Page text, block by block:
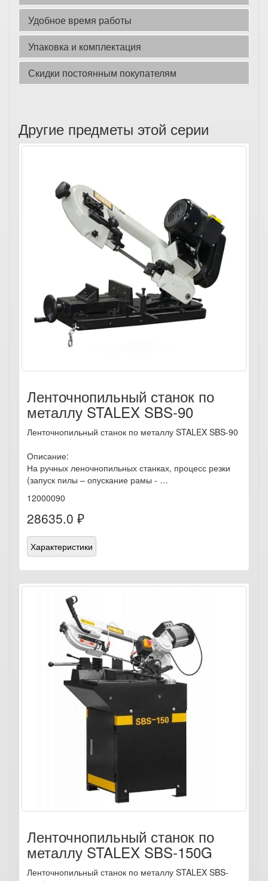
Удобное время работы
Упаковка и комплектация
Скидки постоянным покупателям
Другие предметы этой серии
Ленточнопильный станок по
металлу STALEX SBS-90
Ленточнопильный станок по металлу STALEX SBS-90
Описание:
На ручных леночнопильных станках, процесс резки
(запуск пилы – опускание рамы - …
12000090
28635.0 ₽
Характеристики
Ленточнопильный станок по
металлу STALEX SBS-150G
Ленточнопильный станок по металлу STALEX SBS-